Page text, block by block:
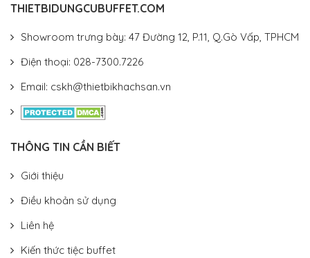
THIETBIDUNGCUBUFFET.COM
Showroom trưng bày: 47 Đường 12, P.11, Q.Gò Vấp, TPHCM
Điện thoại: 028-7300.7226
Email: cskh@thietbikhachsan.vn
THÔNG TIN CẦN BIẾT
Giới thiệu
Điều khoản sử dụng
Liên hệ
Kiến thức tiệc buffet